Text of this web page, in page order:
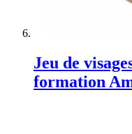
Jeu de
formation